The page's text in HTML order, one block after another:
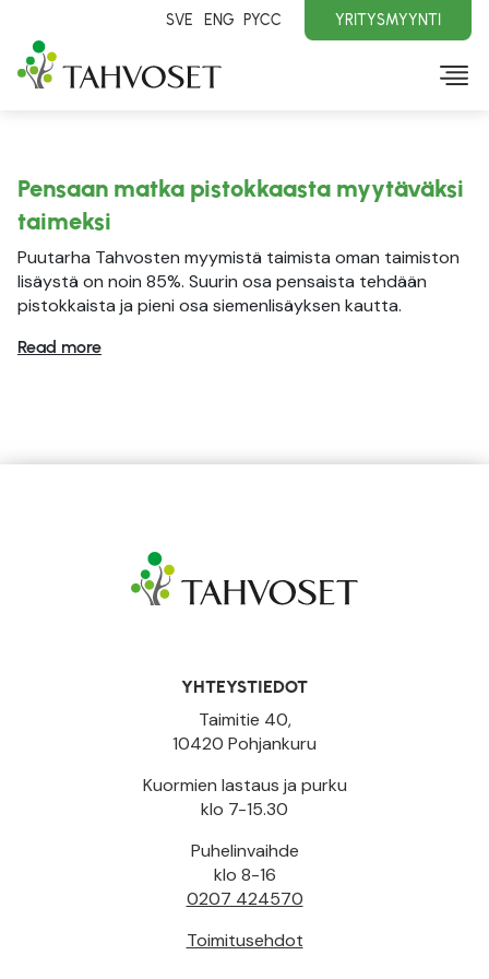
SVE ENG PYCC YRITYSMYYNTI
Pensaan matka pistokkaasta myytäväksi
taimeksi
Puutarha Tahvosten myymistä taimista oman taimiston
lisäystä on noin 85%. Suurin osa pensaista tehdään
pistokkaista ja pieni osa siemenlisäyksen kautta.
Read more
YHTEYSTIEDOT
Taimitie 40,
10420 Pohjankuru
Kuormien lastaus ja purku
klo 7-15.30
Puhelinvaihde
klo 8-16
0207 424570
Toimitusehdot